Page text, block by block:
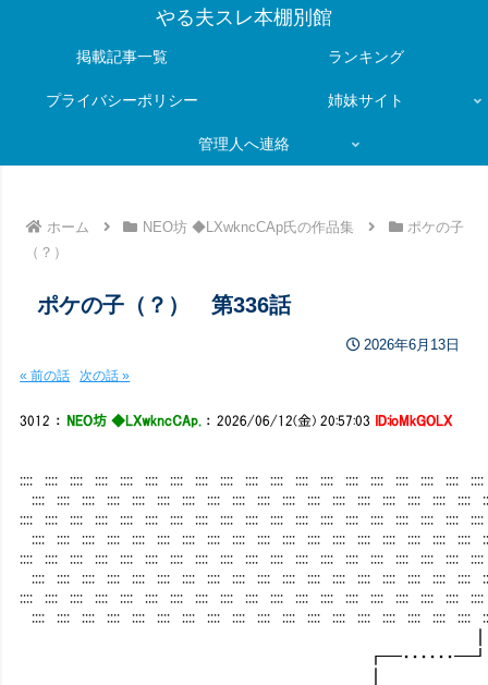
やる夫スレ本棚別館
掲載記事一覧 ランキング
プライバシーポリシー 姉妹サイト
管理人へ連絡
ホーム NEO坊 ◆LXwkncCAp氏の作品集
ポケの子
（？）
ポケの子（？） 第336話
2026年6月13日
« 前の話 次の話 »
3012 ： NEO坊 ◆LXwkncCAp. ：2026/06/12(金) 20:57:03 ID:ioMkGOLX
:::: :::: :::: :::: :::: :::: :::: :::: :::: :::: :::: :::: :::: :::: :::: :::: :::: ::::
:::: :::: :::: :::: :::: :::: :::: :::: :::: :::: :::: :::: :::: :::: :::: :::: :::: ::::
:::: :::: :::: :::: :::: :::: :::: :::: :::: :::: :::: :::: :::: :::: :::: :::: :::: ::::
:::: :::: :::: :::: :::: :::: :::: :::: :::: :::: :::: :::: :::: :::: :::: :::: :::: ::::
:::: :::: :::: :::: :::: :::: :::: :::: :::: :::: :::: :::: :::: :::: :::: :::: :::: ::::
:::: :::: :::: :::: :::: :::: :::: :::: :::: :::: :::: :::: :::: :::: :::: :::: :::: ::::
:::: :::: :::: :::: :::: :::: :::: :::: :::: :::: :::: :::: :::: :::: :::: :::: :::: ::::
:::: :::: :::: :::: :::: :::: :::: :::: :::: :::: :::: :::: :::: :::: :::: :::: :::: ::::
┏━・・・・・・